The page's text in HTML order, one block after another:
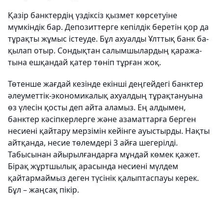
Қазір банктердің үздіксіз қызмет көрсетуіне
мүмкіндік бар. Депозиттерге кепілдік беретін қор да
тұрақты жұмыс істеуде. Бұл ахуалды Ұлттық банк ба­
қылап отыр. Сондықтан салымшы­лардың қара­жа­
тына ешқандай қатер төніп тұрған жоқ.
Төтенше жағдай кезінде екінші деңгейдегі банктер
әлеуметтік-эконо­ми­калық ахуалдың тұрақтануына
өз үлесін қосты деп айта аламыз. Ең алдымен,
банктер кәсіпкерлерге және азаматтарға берген
несиені қайтару мерзімін кейінге ауыстырды. Нақты
айтқанда, несие төлемдері 3 айға шегерілді.
Табысынан айырылғандарға мұндай көмек қажет.
Бірақ жұртшылық арасында несиені мүлдем
қайтармаймыз деген түсінік қалыптаспауы керек.
Бұл – жаңсақ пікір.